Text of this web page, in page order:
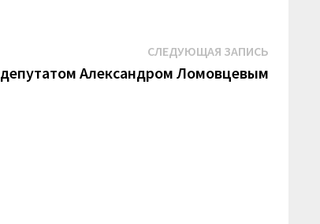
СЛЕДУЮЩАЯ ЗАПИСЬ
запись:
депутатом Александром Ломовцевым